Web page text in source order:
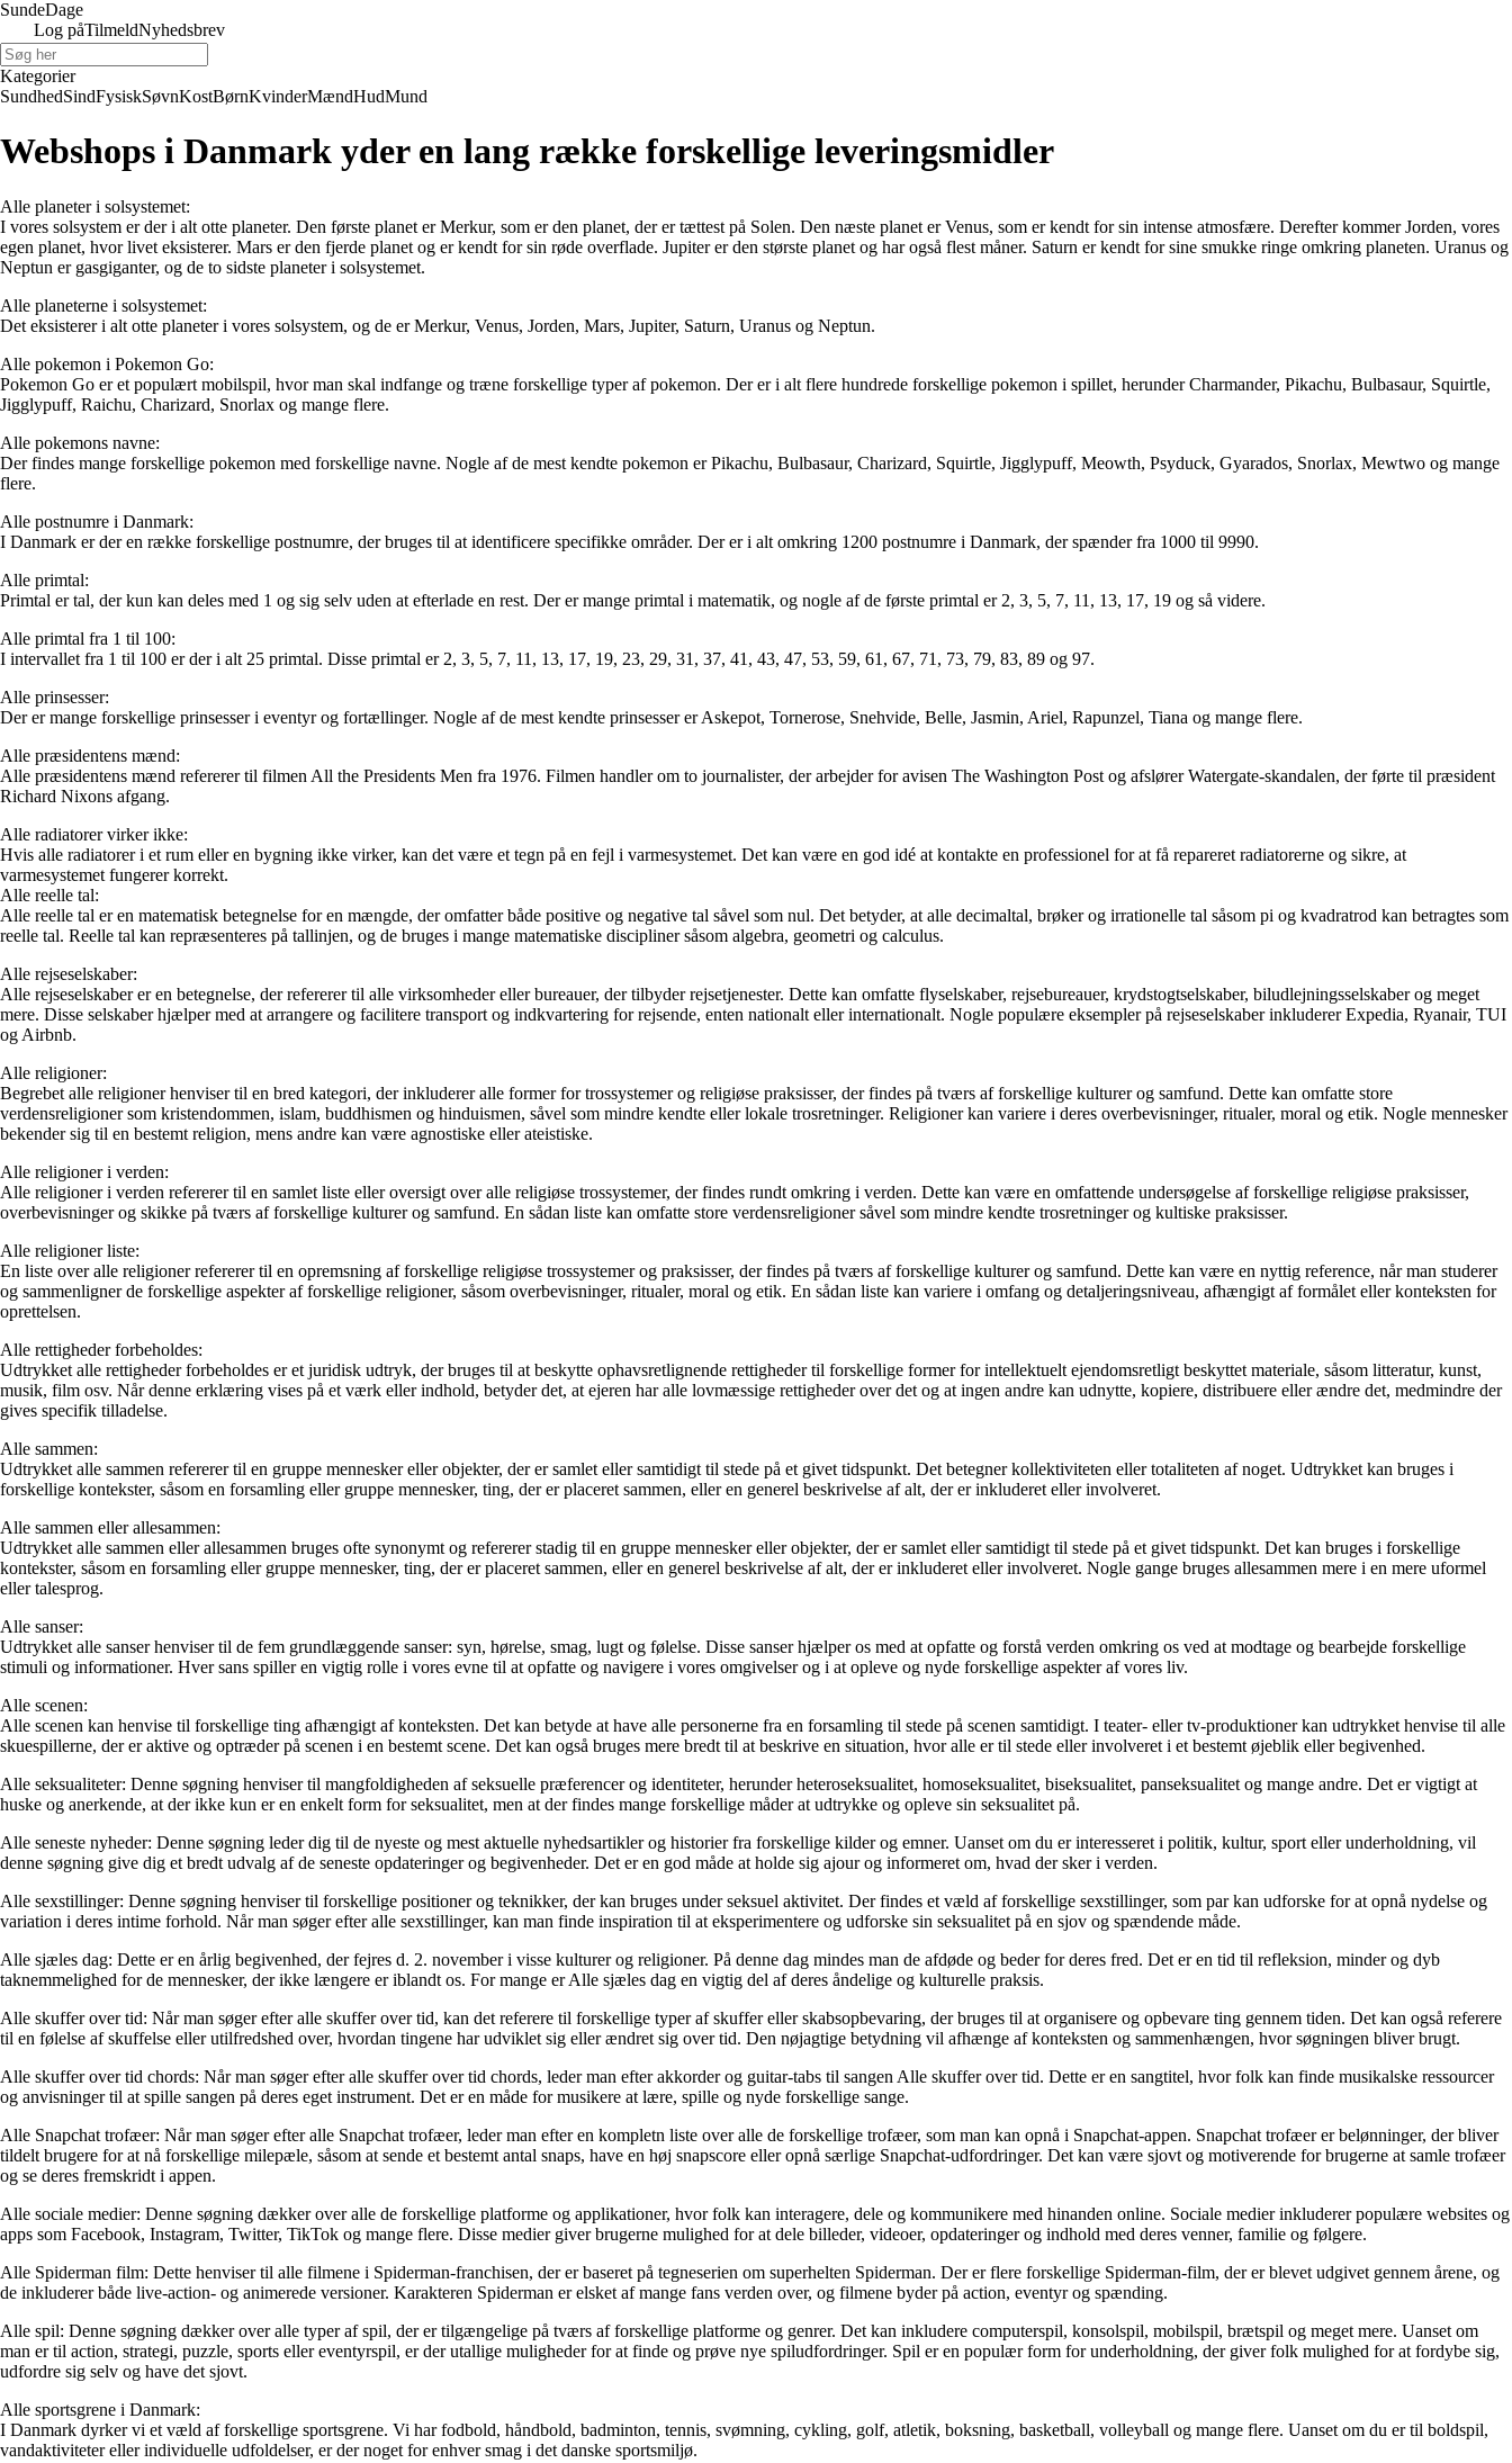
SundeDage
Log påTilmeldNyhedsbrev
Kategorier
SundhedSindFysiskSøvnKostBørnKvinderMændHudMund
Webshops i Danmark yder en lang række forskellige leveringsmidler
Alle planeter i solsystemet:
I vores solsystem er der i alt otte planeter. Den første planet er Merkur, som er den planet, der er tættest på Solen. Den næste planet er Venus, som er kendt for sin intense atmosfære. Derefter kommer Jorden, vores
egen planet, hvor livet eksisterer. Mars er den fjerde planet og er kendt for sin røde overflade. Jupiter er den største planet og har også flest måner. Saturn er kendt for sine smukke ringe omkring planeten. Uranus og
Neptun er gasgiganter, og de to sidste planeter i solsystemet.
Alle planeterne i solsystemet:
Det eksisterer i alt otte planeter i vores solsystem, og de er Merkur, Venus, Jorden, Mars, Jupiter, Saturn, Uranus og Neptun.
Alle pokemon i Pokemon Go:
Pokemon Go er et populært mobilspil, hvor man skal indfange og træne forskellige typer af pokemon. Der er i alt flere hundrede forskellige pokemon i spillet, herunder Charmander, Pikachu, Bulbasaur, Squirtle,
Jigglypuff, Raichu, Charizard, Snorlax og mange flere.
Alle pokemons navne:
Der findes mange forskellige pokemon med forskellige navne. Nogle af de mest kendte pokemon er Pikachu, Bulbasaur, Charizard, Squirtle, Jigglypuff, Meowth, Psyduck, Gyarados, Snorlax, Mewtwo og mange
flere.
Alle postnumre i Danmark:
I Danmark er der en række forskellige postnumre, der bruges til at identificere specifikke områder. Der er i alt omkring 1200 postnumre i Danmark, der spænder fra 1000 til 9990.
Alle primtal:
Primtal er tal, der kun kan deles med 1 og sig selv uden at efterlade en rest. Der er mange primtal i matematik, og nogle af de første primtal er 2, 3, 5, 7, 11, 13, 17, 19 og så videre.
Alle primtal fra 1 til 100:
I intervallet fra 1 til 100 er der i alt 25 primtal. Disse primtal er 2, 3, 5, 7, 11, 13, 17, 19, 23, 29, 31, 37, 41, 43, 47, 53, 59, 61, 67, 71, 73, 79, 83, 89 og 97.
Alle prinsesser:
Der er mange forskellige prinsesser i eventyr og fortællinger. Nogle af de mest kendte prinsesser er Askepot, Tornerose, Snehvide, Belle, Jasmin, Ariel, Rapunzel, Tiana og mange flere.
Alle præsidentens mænd:
Alle præsidentens mænd refererer til filmen All the Presidents Men fra 1976. Filmen handler om to journalister, der arbejder for avisen The Washington Post og afslører Watergate-skandalen, der førte til præsident
Richard Nixons afgang.
Alle radiatorer virker ikke:
Hvis alle radiatorer i et rum eller en bygning ikke virker, kan det være et tegn på en fejl i varmesystemet. Det kan være en god idé at kontakte en professionel for at få repareret radiatorerne og sikre, at
varmesystemet fungerer korrekt.
Alle reelle tal:
Alle reelle tal er en matematisk betegnelse for en mængde, der omfatter både positive og negative tal såvel som nul. Det betyder, at alle decimaltal, brøker og irrationelle tal såsom pi og kvadratrod kan betragtes som
reelle tal. Reelle tal kan repræsenteres på tallinjen, og de bruges i mange matematiske discipliner såsom algebra, geometri og calculus.
Alle rejseselskaber:
Alle rejseselskaber er en betegnelse, der refererer til alle virksomheder eller bureauer, der tilbyder rejsetjenester. Dette kan omfatte flyselskaber, rejsebureauer, krydstogtselskaber, biludlejningsselskaber og meget
mere. Disse selskaber hjælper med at arrangere og facilitere transport og indkvartering for rejsende, enten nationalt eller internationalt. Nogle populære eksempler på rejseselskaber inkluderer Expedia, Ryanair, TUI
og Airbnb.
Alle religioner:
Begrebet alle religioner henviser til en bred kategori, der inkluderer alle former for trossystemer og religiøse praksisser, der findes på tværs af forskellige kulturer og samfund. Dette kan omfatte store
verdensreligioner som kristendommen, islam, buddhismen og hinduismen, såvel som mindre kendte eller lokale trosretninger. Religioner kan variere i deres overbevisninger, ritualer, moral og etik. Nogle mennesker
bekender sig til en bestemt religion, mens andre kan være agnostiske eller ateistiske.
Alle religioner i verden:
Alle religioner i verden refererer til en samlet liste eller oversigt over alle religiøse trossystemer, der findes rundt omkring i verden. Dette kan være en omfattende undersøgelse af forskellige religiøse praksisser,
overbevisninger og skikke på tværs af forskellige kulturer og samfund. En sådan liste kan omfatte store verdensreligioner såvel som mindre kendte trosretninger og kultiske praksisser.
Alle religioner liste:
En liste over alle religioner refererer til en opremsning af forskellige religiøse trossystemer og praksisser, der findes på tværs af forskellige kulturer og samfund. Dette kan være en nyttig reference, når man studerer
og sammenligner de forskellige aspekter af forskellige religioner, såsom overbevisninger, ritualer, moral og etik. En sådan liste kan variere i omfang og detaljeringsniveau, afhængigt af formålet eller konteksten for
oprettelsen.
Alle rettigheder forbeholdes:
Udtrykket alle rettigheder forbeholdes er et juridisk udtryk, der bruges til at beskytte ophavsretlignende rettigheder til forskellige former for intellektuelt ejendomsretligt beskyttet materiale, såsom litteratur, kunst,
musik, film osv. Når denne erklæring vises på et værk eller indhold, betyder det, at ejeren har alle lovmæssige rettigheder over det og at ingen andre kan udnytte, kopiere, distribuere eller ændre det, medmindre der
gives specifik tilladelse.
Alle sammen:
Udtrykket alle sammen refererer til en gruppe mennesker eller objekter, der er samlet eller samtidigt til stede på et givet tidspunkt. Det betegner kollektiviteten eller totaliteten af noget. Udtrykket kan bruges i
forskellige kontekster, såsom en forsamling eller gruppe mennesker, ting, der er placeret sammen, eller en generel beskrivelse af alt, der er inkluderet eller involveret.
Alle sammen eller allesammen:
Udtrykket alle sammen eller allesammen bruges ofte synonymt og refererer stadig til en gruppe mennesker eller objekter, der er samlet eller samtidigt til stede på et givet tidspunkt. Det kan bruges i forskellige
kontekster, såsom en forsamling eller gruppe mennesker, ting, der er placeret sammen, eller en generel beskrivelse af alt, der er inkluderet eller involveret. Nogle gange bruges allesammen mere i en mere uformel
eller talesprog.
Alle sanser:
Udtrykket alle sanser henviser til de fem grundlæggende sanser: syn, hørelse, smag, lugt og følelse. Disse sanser hjælper os med at opfatte og forstå verden omkring os ved at modtage og bearbejde forskellige
stimuli og informationer. Hver sans spiller en vigtig rolle i vores evne til at opfatte og navigere i vores omgivelser og i at opleve og nyde forskellige aspekter af vores liv.
Alle scenen:
Alle scenen kan henvise til forskellige ting afhængigt af konteksten. Det kan betyde at have alle personerne fra en forsamling til stede på scenen samtidigt. I teater- eller tv-produktioner kan udtrykket henvise til alle
skuespillerne, der er aktive og optræder på scenen i en bestemt scene. Det kan også bruges mere bredt til at beskrive en situation, hvor alle er til stede eller involveret i et bestemt øjeblik eller begivenhed.
Alle seksualiteter: Denne søgning henviser til mangfoldigheden af seksuelle præferencer og identiteter, herunder heteroseksualitet, homoseksualitet, biseksualitet, panseksualitet og mange andre. Det er vigtigt at
huske og anerkende, at der ikke kun er en enkelt form for seksualitet, men at der findes mange forskellige måder at udtrykke og opleve sin seksualitet på.
Alle seneste nyheder: Denne søgning leder dig til de nyeste og mest aktuelle nyhedsartikler og historier fra forskellige kilder og emner. Uanset om du er interesseret i politik, kultur, sport eller underholdning, vil
denne søgning give dig et bredt udvalg af de seneste opdateringer og begivenheder. Det er en god måde at holde sig ajour og informeret om, hvad der sker i verden.
Alle sexstillinger: Denne søgning henviser til forskellige positioner og teknikker, der kan bruges under seksuel aktivitet. Der findes et væld af forskellige sexstillinger, som par kan udforske for at opnå nydelse og
variation i deres intime forhold. Når man søger efter alle sexstillinger, kan man finde inspiration til at eksperimentere og udforske sin seksualitet på en sjov og spændende måde.
Alle sjæles dag: Dette er en årlig begivenhed, der fejres d. 2. november i visse kulturer og religioner. På denne dag mindes man de afdøde og beder for deres fred. Det er en tid til refleksion, minder og dyb
taknemmelighed for de mennesker, der ikke længere er iblandt os. For mange er Alle sjæles dag en vigtig del af deres åndelige og kulturelle praksis.
Alle skuffer over tid: Når man søger efter alle skuffer over tid, kan det referere til forskellige typer af skuffer eller skabsopbevaring, der bruges til at organisere og opbevare ting gennem tiden. Det kan også referere
til en følelse af skuffelse eller utilfredshed over, hvordan tingene har udviklet sig eller ændret sig over tid. Den nøjagtige betydning vil afhænge af konteksten og sammenhængen, hvor søgningen bliver brugt.
Alle skuffer over tid chords: Når man søger efter alle skuffer over tid chords, leder man efter akkorder og guitar-tabs til sangen Alle skuffer over tid. Dette er en sangtitel, hvor folk kan finde musikalske ressourcer
og anvisninger til at spille sangen på deres eget instrument. Det er en måde for musikere at lære, spille og nyde forskellige sange.
Alle Snapchat trofæer: Når man søger efter alle Snapchat trofæer, leder man efter en kompletn liste over alle de forskellige trofæer, som man kan opnå i Snapchat-appen. Snapchat trofæer er belønninger, der bliver
tildelt brugere for at nå forskellige milepæle, såsom at sende et bestemt antal snaps, have en høj snapscore eller opnå særlige Snapchat-udfordringer. Det kan være sjovt og motiverende for brugerne at samle trofæer
og se deres fremskridt i appen.
Alle sociale medier: Denne søgning dækker over alle de forskellige platforme og applikationer, hvor folk kan interagere, dele og kommunikere med hinanden online. Sociale medier inkluderer populære websites og
apps som Facebook, Instagram, Twitter, TikTok og mange flere. Disse medier giver brugerne mulighed for at dele billeder, videoer, opdateringer og indhold med deres venner, familie og følgere.
Alle Spiderman film: Dette henviser til alle filmene i Spiderman-franchisen, der er baseret på tegneserien om superhelten Spiderman. Der er flere forskellige Spiderman-film, der er blevet udgivet gennem årene, og
de inkluderer både live-action- og animerede versioner. Karakteren Spiderman er elsket af mange fans verden over, og filmene byder på action, eventyr og spænding.
Alle spil: Denne søgning dækker over alle typer af spil, der er tilgængelige på tværs af forskellige platforme og genrer. Det kan inkludere computerspil, konsolspil, mobilspil, brætspil og meget mere. Uanset om
man er til action, strategi, puzzle, sports eller eventyrspil, er der utallige muligheder for at finde og prøve nye spiludfordringer. Spil er en populær form for underholdning, der giver folk mulighed for at fordybe sig,
udfordre sig selv og have det sjovt.
Alle sportsgrene i Danmark:
I Danmark dyrker vi et væld af forskellige sportsgrene. Vi har fodbold, håndbold, badminton, tennis, svømning, cykling, golf, atletik, boksning, basketball, volleyball og mange flere. Uanset om du er til boldspil,
vandaktiviteter eller individuelle udfoldelser, er der noget for enhver smag i det danske sportsmiljø.